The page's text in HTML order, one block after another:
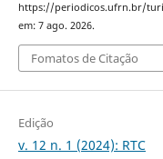
https://periodicos.ufrn.br/
em: 7 ago. 2026.
Fomatos de Citação
Edição
v. 12 n. 1 (2024): RTC